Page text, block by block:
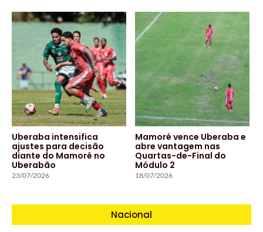
Uberaba intensifica
ajustes para decisão
diante do Mamoré no
Uberabão
23/07/2026
Mamoré vence Uberaba e
abre vantagem nas
Quartas-de-Final do
Módulo 2
18/07/2026
Nacional